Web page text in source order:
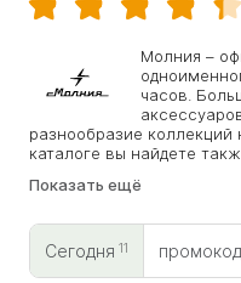
Сегодня 11
Молния –
часов.
разнообразие
каталоге вы найдете
элегантные браслеты.
ознакомиться с
создания продукции и
Действуют сезонные
Показать ещё
Скопировать